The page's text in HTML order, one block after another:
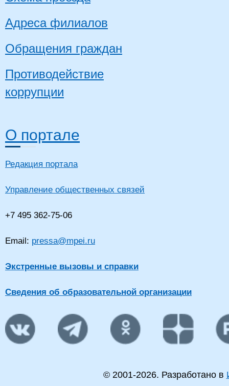
Адреса филиалов
Обращения граждан
Противодействие
коррупции
О портале
Редакция портала
Управление общественных связей
+7 495 362-75-06
Email: pressa@mpei.ru
Экстренные вызовы и справки
Сведения об образовательной организации
© 2001-2026. Разработано в